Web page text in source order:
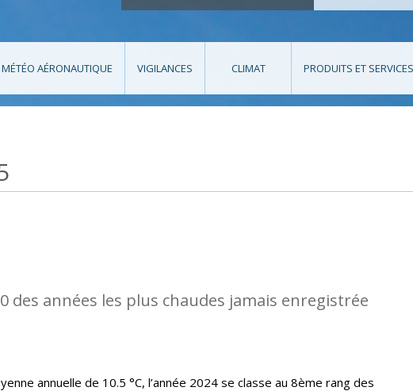
MÉTÉO AÉRONAUTIQUE VIGILANCES CLIMAT PRODUITS ET SERVICES
des années les plus chaudes jamais enregistrée
annuelle de 10.5 °C, l’année 2024 se classe au 8ème rang des